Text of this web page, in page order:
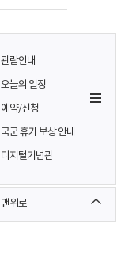
관람안내
오늘의 일정
예약/신청
국군 휴가 보상 안내
디지털기념관
맨위로